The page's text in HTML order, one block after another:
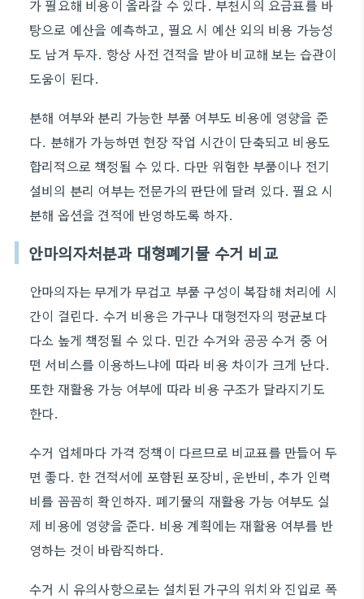
가 필요해 비용이 올라갈 수 있다. 부천시의 요금표를 바
탕으로 예산을 예측하고, 필요 시 예산 외의 비용 가능성
도 남겨 두자. 항상 사전 견적을 받아 비교해 보는 습관이
도움이 된다.
분해 여부와 분리 가능한 부품 여부도 비용에 영향을 준
다. 분해가 가능하면 현장 작업 시간이 단축되고 비용도
합리적으로 책정될 수 있다. 다만 위험한 부품이나 전기
설비의 분리 여부는 전문가의 판단에 달려 있다. 필요 시
분해 옵션을 견적에 반영하도록 하자.
안마의자처분과 대형폐기물 수거 비교
안마의자는 무게가 무겁고 부품 구성이 복잡해 처리에 시
간이 걸린다. 수거 비용은 가구나 대형전자의 평균보다
다소 높게 책정될 수 있다. 민간 수거와 공공 수거 중 어
떤 서비스를 이용하느냐에 따라 비용 차이가 크게 난다.
또한 재활용 가능 여부에 따라 비용 구조가 달라지기도
한다.
수거 업체마다 가격 정책이 다르므로 비교표를 만들어 두
면 좋다. 한 견적서에 포함된 포장비, 운반비, 추가 인력
비를 꼼꼼히 확인하자. 폐기물의 재활용 가능 여부도 실
제 비용에 영향을 준다. 비용 계획에는 재활용 여부를 반
영하는 것이 바람직하다.
수거 시 유의사항으로는 설치된 가구의 위치와 진입로 폭